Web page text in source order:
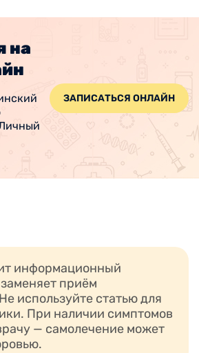
на
ЗАПИСАТЬСЯ ОНЛАЙН
информационный
приём
используйте статью для
При наличии симптомов
— самолечение может